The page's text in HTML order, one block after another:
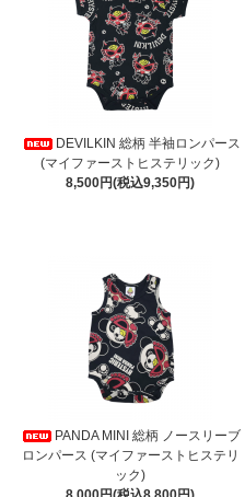
DEVILKIN 総柄 半袖ロンパース
(マイファーストヒステリック)
8,500円(税込9,350円)
PANDA MINI 総柄 ノースリーブ
ロンパース (マイファーストヒステリ
ック)